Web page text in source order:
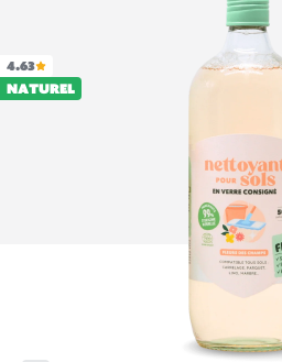
4.63
Naturel